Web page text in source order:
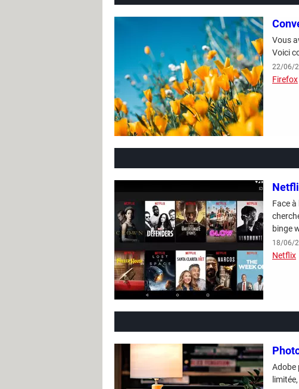
Vous
Voici
22/06/
Firefox
Face
binge
18/06/
Netflix
Adobe